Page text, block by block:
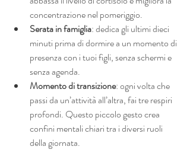
concentrazione nel pomeriggio.
Serata in famiglia: dedica gli ultimi dieci
minuti prima di dormire a un momento di
presenza con i tuoi figli, senza schermi e
senza agenda.
Momento di transizione: ogni volta che
passi da un’attività all’altra, fai tre respiri
profondi. Questo piccolo gesto crea
confini mentali chiari tra i diversi ruoli
della giornata.